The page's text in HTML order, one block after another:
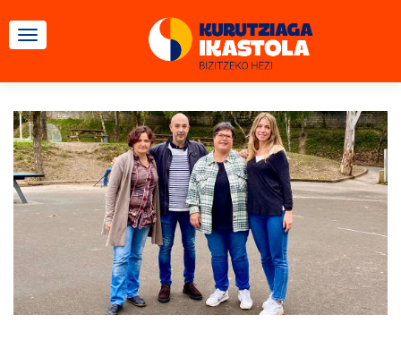
CAMBIAR NAVEGACIÓN